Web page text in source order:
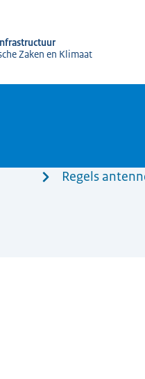
Zaken en Klimaat
Regels